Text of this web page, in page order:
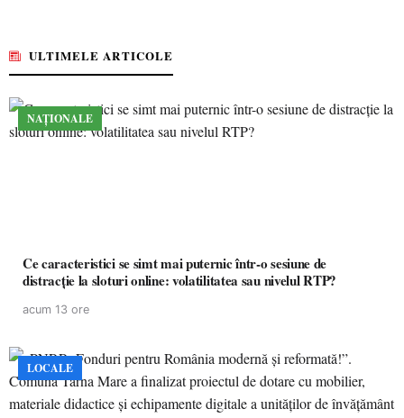
ULTIMELE ARTICOLE
NAȚIONALE
Ce caracteristici se simt mai puternic într-o sesiune de
distracție la sloturi online: volatilitatea sau nivelul RTP?
acum 13 ore
LOCALE